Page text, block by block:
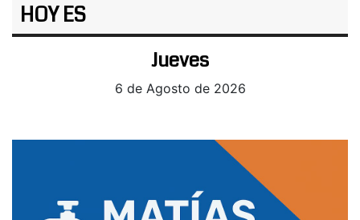
HOY ES
Jueves
6 de Agosto de 2026